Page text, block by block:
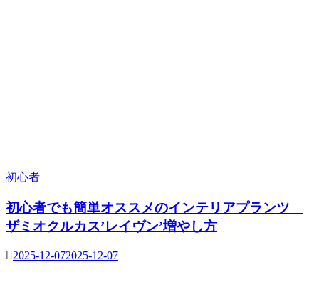
初心者
初心者でも簡単オススメのインテリアプランツ
ザミオクルカス’レイヴン’増やし方
2025-12-072025-12-07